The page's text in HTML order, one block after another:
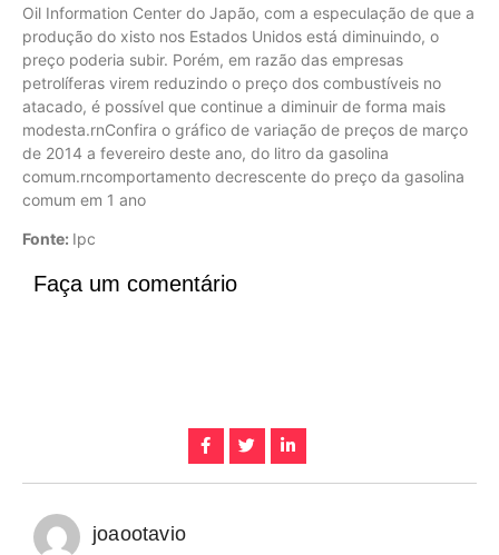
Oil Information Center do Japão, com a especulação de que a
produção do xisto nos Estados Unidos está diminuindo, o
preço poderia subir. Porém, em razão das empresas
petrolíferas virem reduzindo o preço dos combustíveis no
atacado, é possível que continue a diminuir de forma mais
modesta.rnConfira o gráfico de variação de preços de março
de 2014 a fevereiro deste ano, do litro da gasolina
comum.rncomportamento decrescente do preço da gasolina
comum em 1 ano
Fonte: Ipc
Faça um comentário
joaootavio